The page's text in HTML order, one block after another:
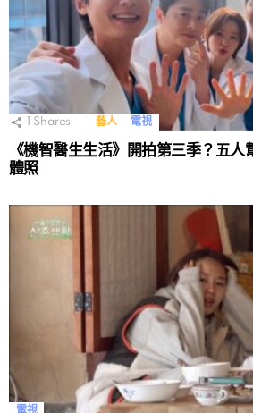
Shares 藝人 電視
《機智醫生生活》開拍第三季？五
體照
電視